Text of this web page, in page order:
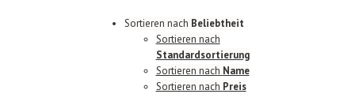
Sortieren nach Beliebtheit
Sortieren nach
Standardsortierung
Sortieren nach Name
Sortieren nach Preis